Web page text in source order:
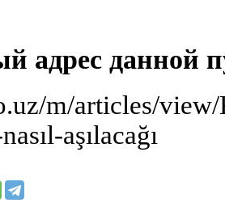
адрес данной
m/articles/
aşılacağı